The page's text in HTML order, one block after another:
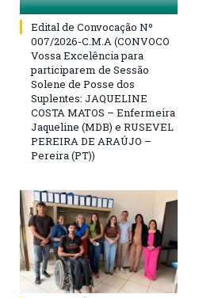
Edital de Convocação Nº
007/2026-C.M.A (CONVOCO
Vossa Excelência para
participarem de Sessão
Solene de Posse dos
Suplentes: JAQUELINE
COSTA MATOS – Enfermeira
Jaqueline (MDB) e RUSEVEL
PEREIRA DE ARAÚJO –
Pereira (PT))